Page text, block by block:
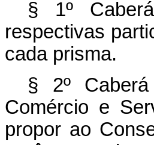
§ 1º
respectivas
cada prisma.
§ 2º
Comércio e
propor ao